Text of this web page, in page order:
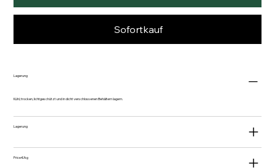
Sofortkauf
Lagerung
Kühl, trocken, lichtgeschützt und in dicht verschlossenen Behältern lagern.
Lagerung
Price €/kg